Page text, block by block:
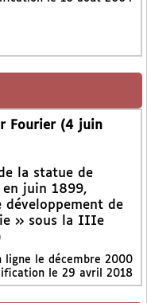
Fourier (4 juin
la statue de
en juin 1899,
développement de
» sous la IIIe
ligne le décembre 2000
le 29 avril 2018